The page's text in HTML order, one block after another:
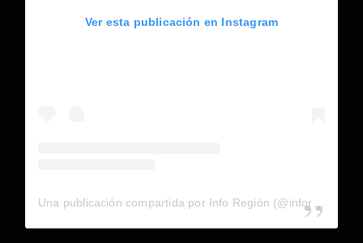
Ver esta publicación en Instagram